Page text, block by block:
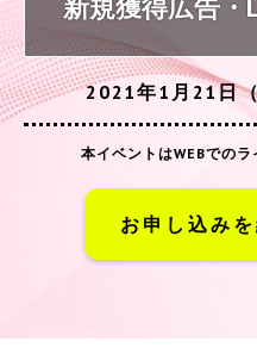
新規獲得広告
2021年1月21日
本イベントはWEBでの
お申し込み